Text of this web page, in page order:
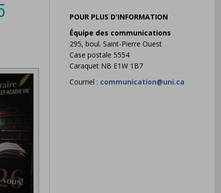
POUR PLUS D'INFORMATION
Équipe des communications
295, boul. Saint-Pierre Ouest
Case postale 5554
Caraquet NB E1W 1B7
Courriel : communication@uni.ca